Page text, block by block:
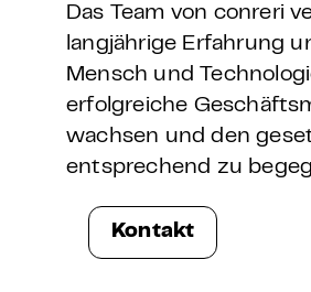
Das Team von conreri
langjährige Erfahrung
Mensch und
erfolgreiche
wachsen und den
entsprechend zu
Kontakt